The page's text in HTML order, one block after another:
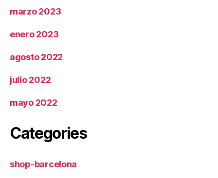
marzo 2023
enero 2023
agosto 2022
julio 2022
mayo 2022
Categories
shop-barcelona